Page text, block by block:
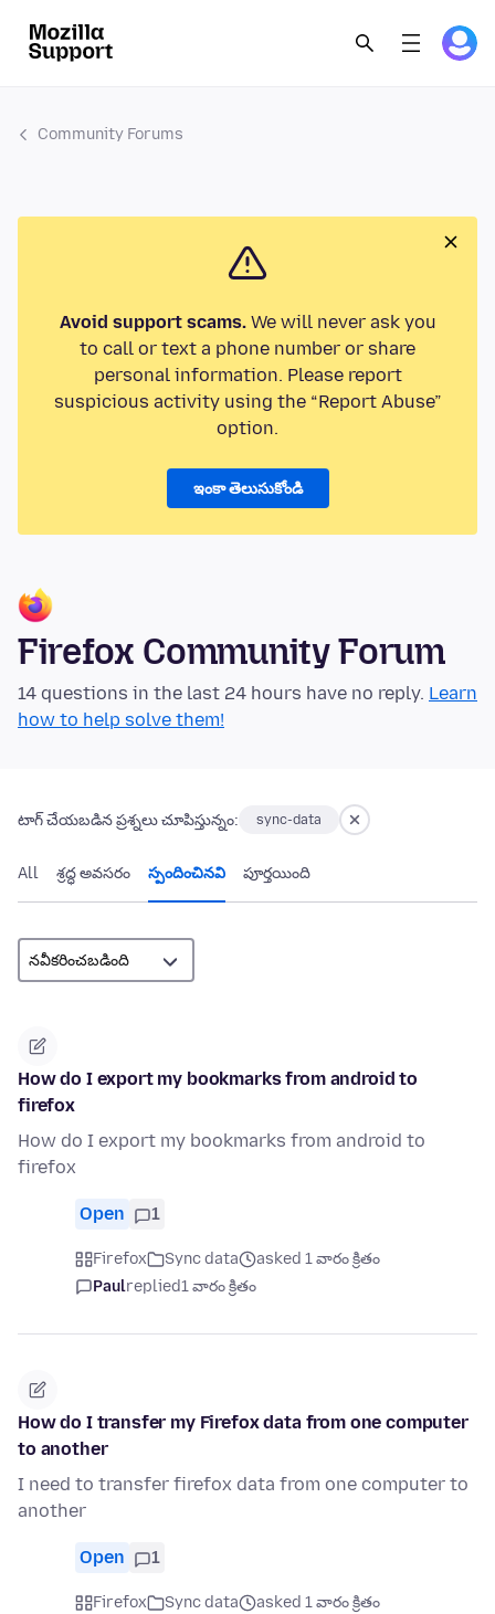
Community Forums
Avoid support scams.We will never ask you
to call or text a phone number or share
personal information. Please report
suspicious activity using the “Report Abuse”
option.
ఇంకా తెలుసుకోండి
Firefox Community Forum
14 questions in the last 24 hours have no reply. Learn
how to help solve them!
టాగ్ చేయబడిన ప్రశ్నలు చూపిస్తున్నం: sync-data
All శ్రద్ధ అవసరం స్పందించినవి పూర్తయింది
How do I export my bookmarks from android to
firefox
How do I export my bookmarks from android to
firefox
Open 1
Firefox Sync data
asked 1 వారం క్రితం
Paulreplied1 వారం క్రితం
How do I transfer my Firefox data from one computer
to another
I need to transfer firefox data from one computer to
another
Open 1
Firefox Sync data
asked 1 వారం క్రితం